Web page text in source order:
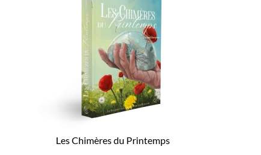
Les Chimères du Printemps